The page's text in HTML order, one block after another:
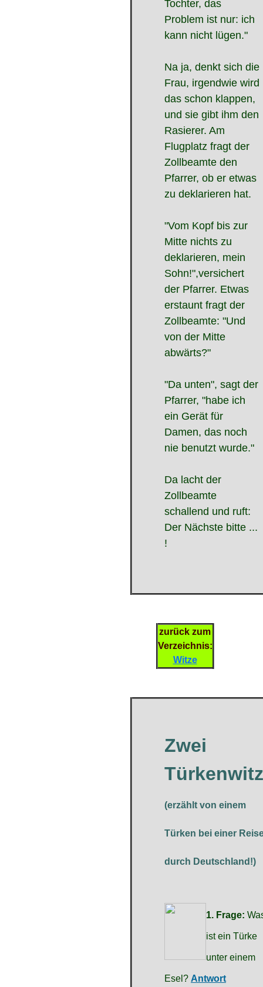
Tochter, das
Problem ist nur: ich
kann nicht lügen."
Na ja, denkt sich die
Frau, irgendwie wird
das schon klappen,
und sie gibt ihm den
Rasierer. Am
Flugplatz fragt der
Zollbeamte den
Pfarrer, ob er etwas
zu deklarieren hat.
"Vom Kopf bis zur
Mitte nichts zu
deklarieren, mein
Sohn!",versichert
der Pfarrer. Etwas
erstaunt fragt der
Zollbeamte: "Und
von der Mitte
abwärts?"
"Da unten", sagt der
Pfarrer, "habe ich
ein Gerät für
Damen, das noch
nie benutzt wurde."
Da lacht der
Zollbeamte
schallend und ruft:
Der Nächste bitte ...
!
zurück zum
Verzeichnis:
Witze
Zwei
(erzählt von einem
Türken bei einer
durch Deutschland!)
1. Frage:
ist ein Türke
unter einem
Esel? Antwort